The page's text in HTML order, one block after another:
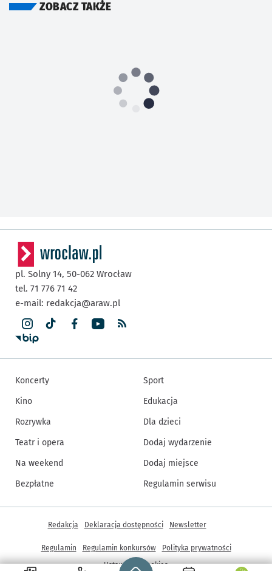
ZOBACZ TAKŻE
Strona główna - wroclaw.pl
pl. Solny 14, 50-062 Wrocław
tel. 71 776 71 42
e-mail: redakcja@araw.pl
Koncerty
Kino
Rozrywka
Teatr i opera
Na weekend
Bezpłatne
Sport
Edukacja
Dla dzieci
Dodaj wydarzenie
Dodaj miejsce
Regulamin serwisu
Inne informacje
Redakcja Deklaracja dostępności Newsletter
Regulamin Regulamin konkursów
Polityka prywatności
Ustawienia cookies